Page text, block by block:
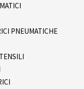
PNEUMATICHE